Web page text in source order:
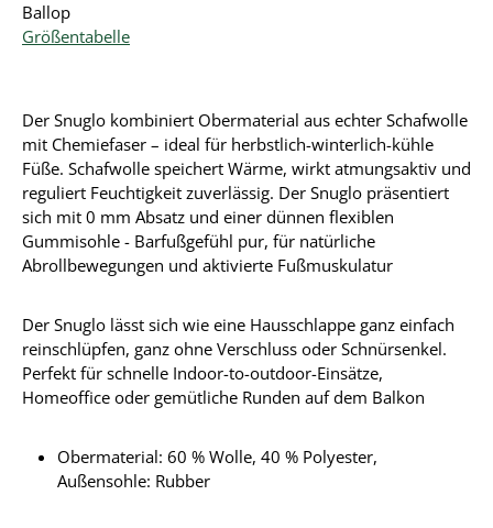
Ballop
Größentabelle
Der Snuglo kombiniert Obermaterial aus echter Schafwolle
mit Chemiefaser – ideal für herbstlich-winterlich-kühle
Füße. Schafwolle speichert Wärme, wirkt atmungsaktiv und
reguliert Feuchtigkeit zuverlässig. Der Snuglo präsentiert
sich mit 0 mm Absatz und einer dünnen flexiblen
Gummisohle - Barfußgefühl pur, für natürliche
Abrollbewegungen und aktivierte Fußmuskulatur
Der Snuglo lässt sich wie eine Hausschlappe ganz einfach
reinschlüpfen, ganz ohne Verschluss oder Schnürsenkel.
Perfekt für schnelle Indoor-to-outdoor-Einsätze,
Homeoffice oder gemütliche Runden auf dem Balkon
Obermaterial: 60 % Wolle, 40 % Polyester,
Außensohle: Rubber